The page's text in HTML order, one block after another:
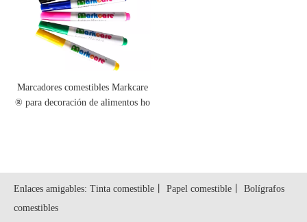
Marcadores comestibles Markcare
® para decoración de alimentos ho
Enlaces amigables: Tinta comestible Papel comestible
Bolígrafos
comestibles